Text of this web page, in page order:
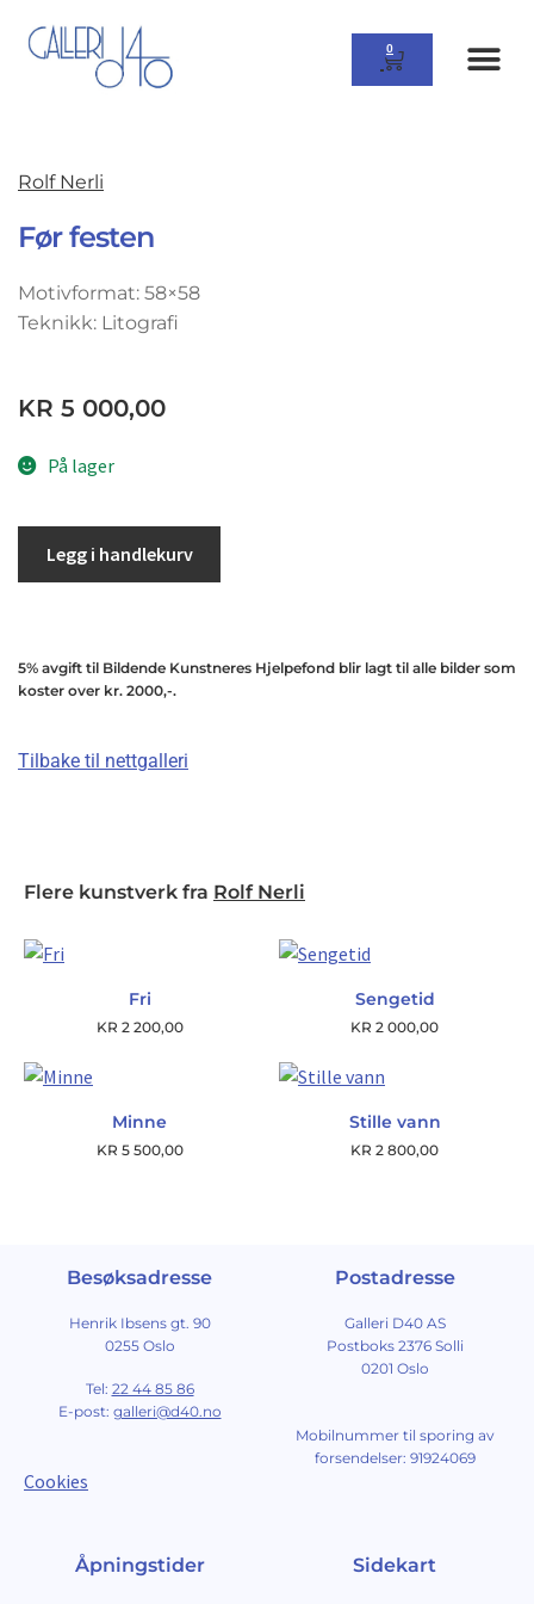
0
Rolf Nerli
Før festen
Motivformat: 58×58
Teknikk: Litografi
KR 5 000,00
På lager
Legg i handlekurv
5% avgift til Bildende Kunstneres Hjelpefond blir lagt til alle bilder som
koster over kr. 2000,-.
Tilbake til nettgalleri
Flere kunstverk fra Rolf Nerli
Fri
KR 2 200,00
Sengetid
KR 2 000,00
Minne
KR 5 500,00
Stille vann
KR 2 800,00
Besøksadresse
Henrik Ibsens gt. 90
0255 Oslo
Tel: 22 44 85 86
E-post: galleri@d40.no
Cookies
Postadresse
Galleri D40 AS
Postboks 2376 Solli
0201 Oslo
Mobilnummer til sporing av
forsendelser: 91924069
Åpningstider Sidekart